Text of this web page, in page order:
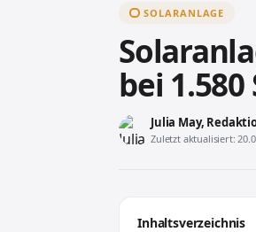
SOLARANLAGE
bei
Julia May,
Zuletzt aktualisiert:
Inhaltsverzeichnis